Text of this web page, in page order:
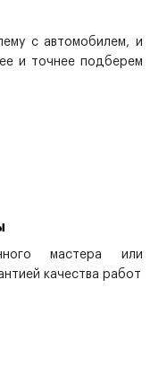
с автомобилем, и
и точнее подберем
мастера или
качества работ